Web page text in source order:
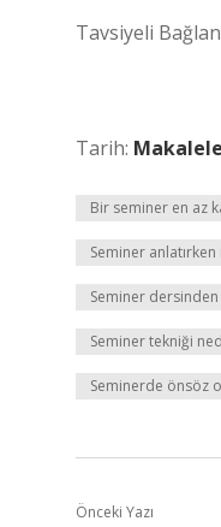
Tavsiyeli
Tarih:
Bir seminer en az
Seminer
Seminer
Seminer tekniği
Seminerde önsöz
Önceki Yazı